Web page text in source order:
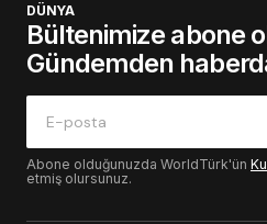
DÜNYA
Bültenimize abone
Gündemden
Abone olduğunuzda WorldTürk'ün
etmiş olursunuz.